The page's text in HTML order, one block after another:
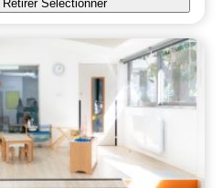
Retirer Sélectionner